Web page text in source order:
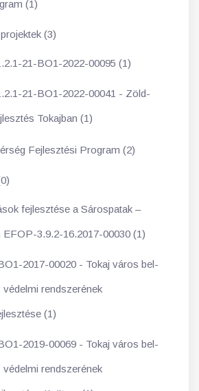
(1)
(3)
21-BO1-2022-00095 (1)
21-BO1-2022-00041 - Zöld-
Tokajban (1)
Fejlesztési Program (2)
fejlesztése a Sárospatak –
EFOP-3.9.2-16.2017-00030 (1)
2017-00020 - Tokaj város bel-
rendszerének
(1)
2019-00069 - Tokaj város bel-
rendszerének